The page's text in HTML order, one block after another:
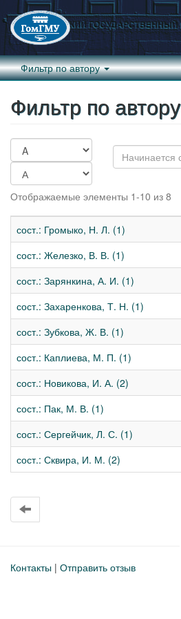
Фильтр по автору
Фильтр по автору
Отображаемые элементы 1-10 из 8
сост.: Громыко, Н. Л. (1)
сост.: Железко, В. В. (1)
сост.: Зарянкина, А. И. (1)
сост.: Захаренкова, Т. Н. (1)
сост.: Зубкова, Ж. В. (1)
сост.: Каплиева, М. П. (1)
сост.: Новикова, И. А. (2)
сост.: Пак, М. В. (1)
сост.: Сергейчик, Л. С. (1)
сост.: Сквира, И. М. (2)
Контакты | Отправить отзыв